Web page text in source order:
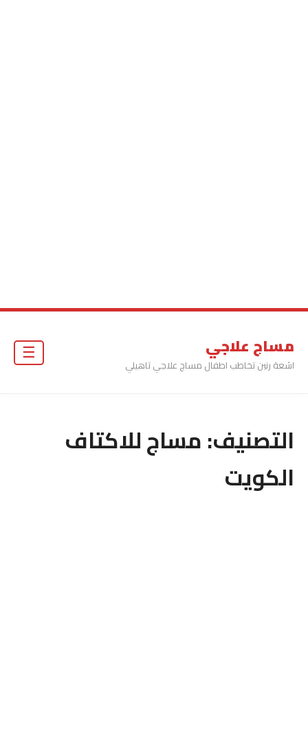
مساج علاجي
اشعة رنين تخاطب اطفال مساج علاجي تاهيلي
التصنيف:مساج للاكتاف
الكويت